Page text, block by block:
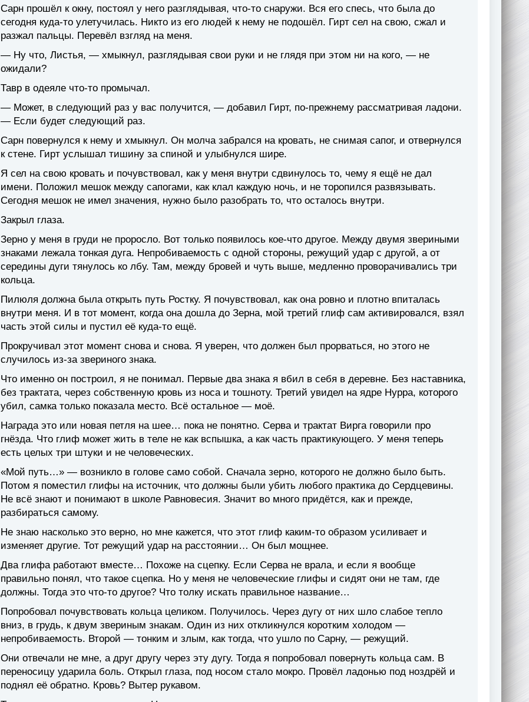
Сарн прошёл к окну, постоял у него разглядывая, что-то снаружи. Вся его спесь, что была до
сегодня куда-то улетучилась. Никто из его людей к нему не подошёл. Гирт сел на свою, сжал и
разжал пальцы. Перевёл взгляд на меня.
— Ну что, Листья, — хмыкнул, разглядывая свои руки и не глядя при этом ни на кого, — не
ожидали?
Тавр в одеяле что-то промычал.
— Может, в следующий раз у вас получится, — добавил Гирт, по-прежнему рассматривая ладони.
— Если будет следующий раз.
Сарн повернулся к нему и хмыкнул. Он молча забрался на кровать, не снимая сапог, и отвернулся
к стене. Гирт услышал тишину за спиной и улыбнулся шире.
Я сел на свою кровать и почувствовал, как у меня внутри сдвинулось то, чему я ещё не дал
имени. Положил мешок между сапогами, как клал каждую ночь, и не торопился развязывать.
Сегодня мешок не имел значения, нужно было разобрать то, что осталось внутри.
Закрыл глаза.
Зерно у меня в груди не проросло. Вот только появилось кое-что другое. Между двумя звериными
знаками лежала тонкая дуга. Непробиваемость с одной стороны, режущий удар с другой, а от
середины дуги тянулось ко лбу. Там, между бровей и чуть выше, медленно проворачивались три
кольца.
Пилюля должна была открыть путь Ростку. Я почувствовал, как она ровно и плотно впиталась
внутри меня. И в тот момент, когда она дошла до Зерна, мой третий глиф сам активировался, взял
часть этой силы и пустил её куда-то ещё.
Прокручивал этот момент снова и снова. Я уверен, что должен был прорваться, но этого не
случилось из-за звериного знака.
Что именно он построил, я не понимал. Первые два знака я вбил в себя в деревне. Без наставника,
без трактата, через собственную кровь из носа и тошноту. Третий увидел на ядре Нурра, которого
убил, самка только показала место. Всё остальное — моё.
Награда это или новая петля на шее… пока не понятно. Серва и трактат Вирга говорили про
гнёзда. Что глиф может жить в теле не как вспышка, а как часть практикующего. У меня теперь
есть целых три штуки и не человеческих.
«Мой путь…» — возникло в голове само собой. Сначала зерно, которого не должно было быть.
Потом я поместил глифы на источник, что должны были убить любого практика до Сердцевины.
Не всё знают и понимают в школе Равновесия. Значит во много придётся, как и прежде,
разбираться самому.
Не знаю насколько это верно, но мне кажется, что этот глиф каким-то образом усиливает и
изменяет другие. Тот режущий удар на расстоянии… Он был мощнее.
Два глифа работают вместе… Похоже на сцепку. Если Серва не врала, и если я вообще
правильно понял, что такое сцепка. Но у меня не человеческие глифы и сидят они не там, где
должны. Тогда это что-то другое? Что толку искать правильное название…
Попробовал почувствовать кольца целиком. Получилось. Через дугу от них шло слабое тепло
вниз, в грудь, к двум звериным знакам. Один из них откликнулся коротким холодом —
непробиваемость. Второй — тонким и злым, как тогда, что ушло по Сарну, — режущий.
Они отвечали не мне, а друг другу через эту дугу. Тогда я попробовал повернуть кольца сам. В
переносицу ударила боль. Открыл глаза, под носом стало мокро. Провёл ладонью под ноздрёй и
поднял её обратно. Кровь? Вытер рукавом.